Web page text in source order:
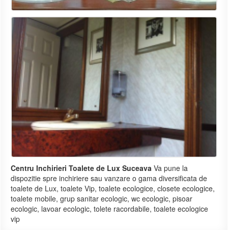
Centru Inchirieri Toalete de Lux Suceava Va pune la
dispozitie spre inchiriere sau vanzare o gama diversificata de
toalete de Lux, toalete Vip, toalete ecologice, closete ecologice,
toalete mobile, grup sanitar ecologic, wc ecologic, pisoar
ecologic, lavoar ecologic, tolete racordabile, toalete ecologice
vip